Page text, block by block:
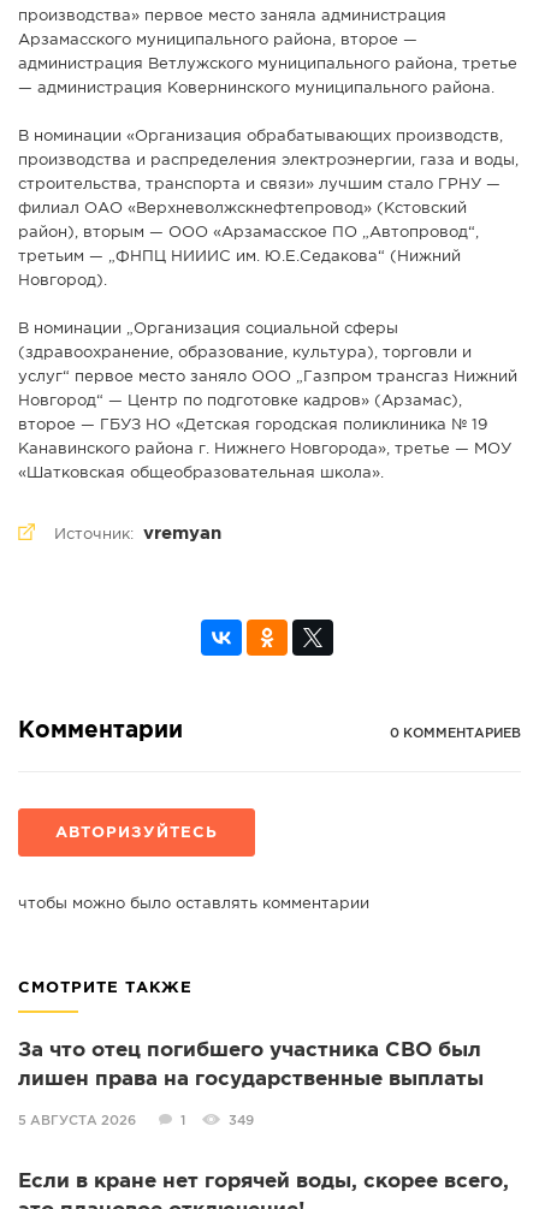
производства» первое место заняла администрация
Арзамасского муниципального района, второе —
администрация Ветлужского муниципального района, третье
— администрация Ковернинского муниципального района.
В номинации «Организация обрабатывающих производств,
производства и распределения электроэнергии, газа и воды,
строительства, транспорта и связи» лучшим стало ГРНУ —
филиал ОАО «Верхневолжскнефтепровод» (Кстовский
район), вторым — ООО «Арзамасское ПО „Автопровод“,
третьим — „ФНПЦ НИИИС им. Ю.Е.Седакова“ (Нижний
Новгород).
В номинации „Организация социальной сферы
(здравоохранение, образование, культура), торговли и
услуг“ первое место заняло ООО „Газпром трансгаз Нижний
Новгород“ — Центр по подготовке кадров» (Арзамас),
второе — ГБУЗ НО «Детская городская поликлиника № 19
Канавинского района г. Нижнего Новгорода», третье — МОУ
«Шатковская общеобразовательная школа».
Источник: vremyan
Комментарии 0 КОММЕНТАРИЕВ
АВТОРИЗУЙТЕСЬ
чтобы можно было оставлять комментарии
СМОТРИТЕ ТАКЖЕ
За что отец погибшего участника СВО был
лишен права на государственные выплаты
5 АВГУСТА 2026 1 349
Если в кране нет горячей воды, скорее всего,